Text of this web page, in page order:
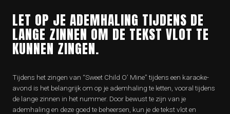
LET OP JE ADEMHALING TIJDENS DE
LANGE ZINNEN OM DE TEKST VLOT TE
KUNNEN ZINGEN.
Tijdens het zingen van “Sweet Child O’ Mine” tijdens een karaoke-
avond is het belangrijk om op je ademhaling te letten, vooral tijdens
de lange zinnen in het nummer. Door bewust te zijn van je
ademhaling en deze goed te beheersen, kun je de tekst vlot en